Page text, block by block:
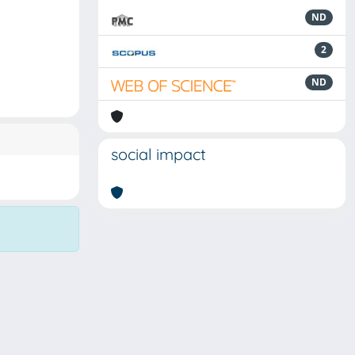
ND
2
ND
social impact